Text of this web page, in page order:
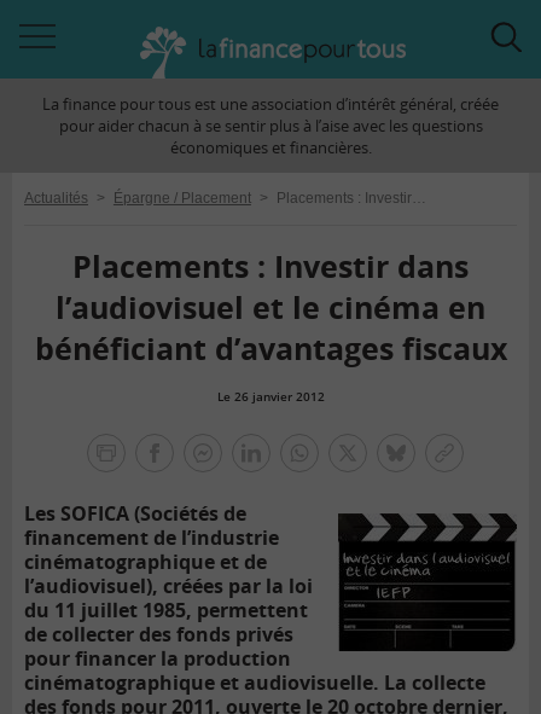
àLa finance pour tous est une association d’intérêt général, créée
pour aider chacun à se sentir plus à l’aise avec les questions
économiques et financières.
Actualités > Épargne / Placement > Placements : Investir dans l’audiovisuel et le cinéma en bénéficiant d’avantages fiscaux
Placements : Investir dans
l’audiovisuel et le cinéma en
bénéficiant d’avantages fiscaux
Le 26 janvier 2012
lien
Les SOFICA (Sociétés de
financement de l’industrie
cinématographique et de
l’audiovisuel), créées par la loi
du 11 juillet 1985, permettent
de collecter des fonds privés
pour financer la production
cinématographique et audiovisuelle. La collecte
des fonds pour 2011, ouverte le 20 octobre dernier,